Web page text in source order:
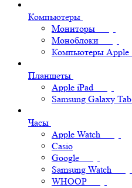
Компьютеры
Мониторы
Моноблоки
Компьютеры Apple
Планшеты
Apple iPad
Samsung Galaxy Tab
Часы
Apple Watch
Casio
Google
Samsung Watch
WHOOP